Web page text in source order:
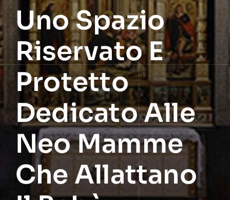
Uno Spazio
Riservato E
Protetto
Dedicato Alle
Neo Mamme
Che Allattano